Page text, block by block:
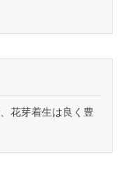
花芽着生は良く豊